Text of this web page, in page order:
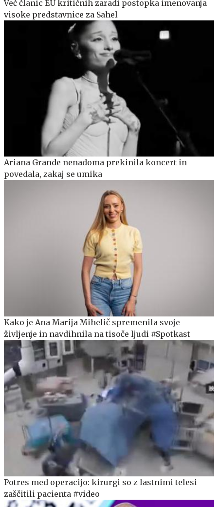
Več članic EU kritičnih zaradi postopka imenovanja
visoke predstavnice za Sahel
Ariana Grande nenadoma prekinila koncert in
povedala, zakaj se umika
Kako je Ana Marija Mihelič spremenila svoje
življenje in navdihnila na tisoče ljudi #Spotkast
Potres med operacijo: kirurgi so z lastnimi telesi
zaščitili pacienta #video